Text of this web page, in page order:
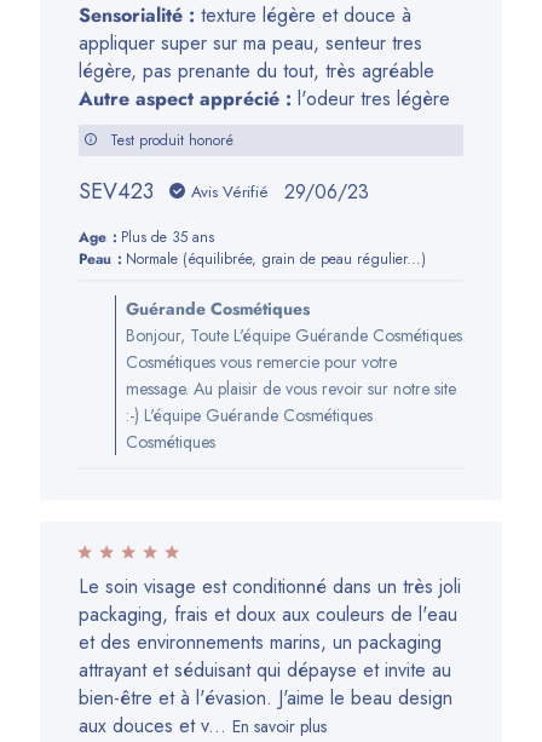
Sensorialité : texture légère et douce à
appliquer super sur ma peau, senteur tres
légère, pas prenante du tout, très agréable
Autre aspect apprécié : l'odeur tres légère
Test produit honoré
SEV423 Avis Vérifié
Date
publication
29/06/23
Age:
Plus de 35 ans
Peau:
Normale (équilibrée, grain de peau régulier...)
du
propriétaire
de
la
Cosmétiques
du
Tue
Aug
08
2023
Guérande Cosmétiques
Bonjour, Toute L'équipe Guérande Cosmétiques
Cosmétiques vous remercie pour votre
message. Au plaisir de vous revoir sur notre site
:-) L'équipe Guérande Cosmétiques
Cosmétiques
Le soin visage est conditionné dans un très joli
packaging, frais et doux aux couleurs de l'eau
et des environnements marins, un packaging
attrayant et séduisant qui dépayse et invite au
bien-être et à l'évasion. J'aime le beau design
aux douces et v... En savoir plus